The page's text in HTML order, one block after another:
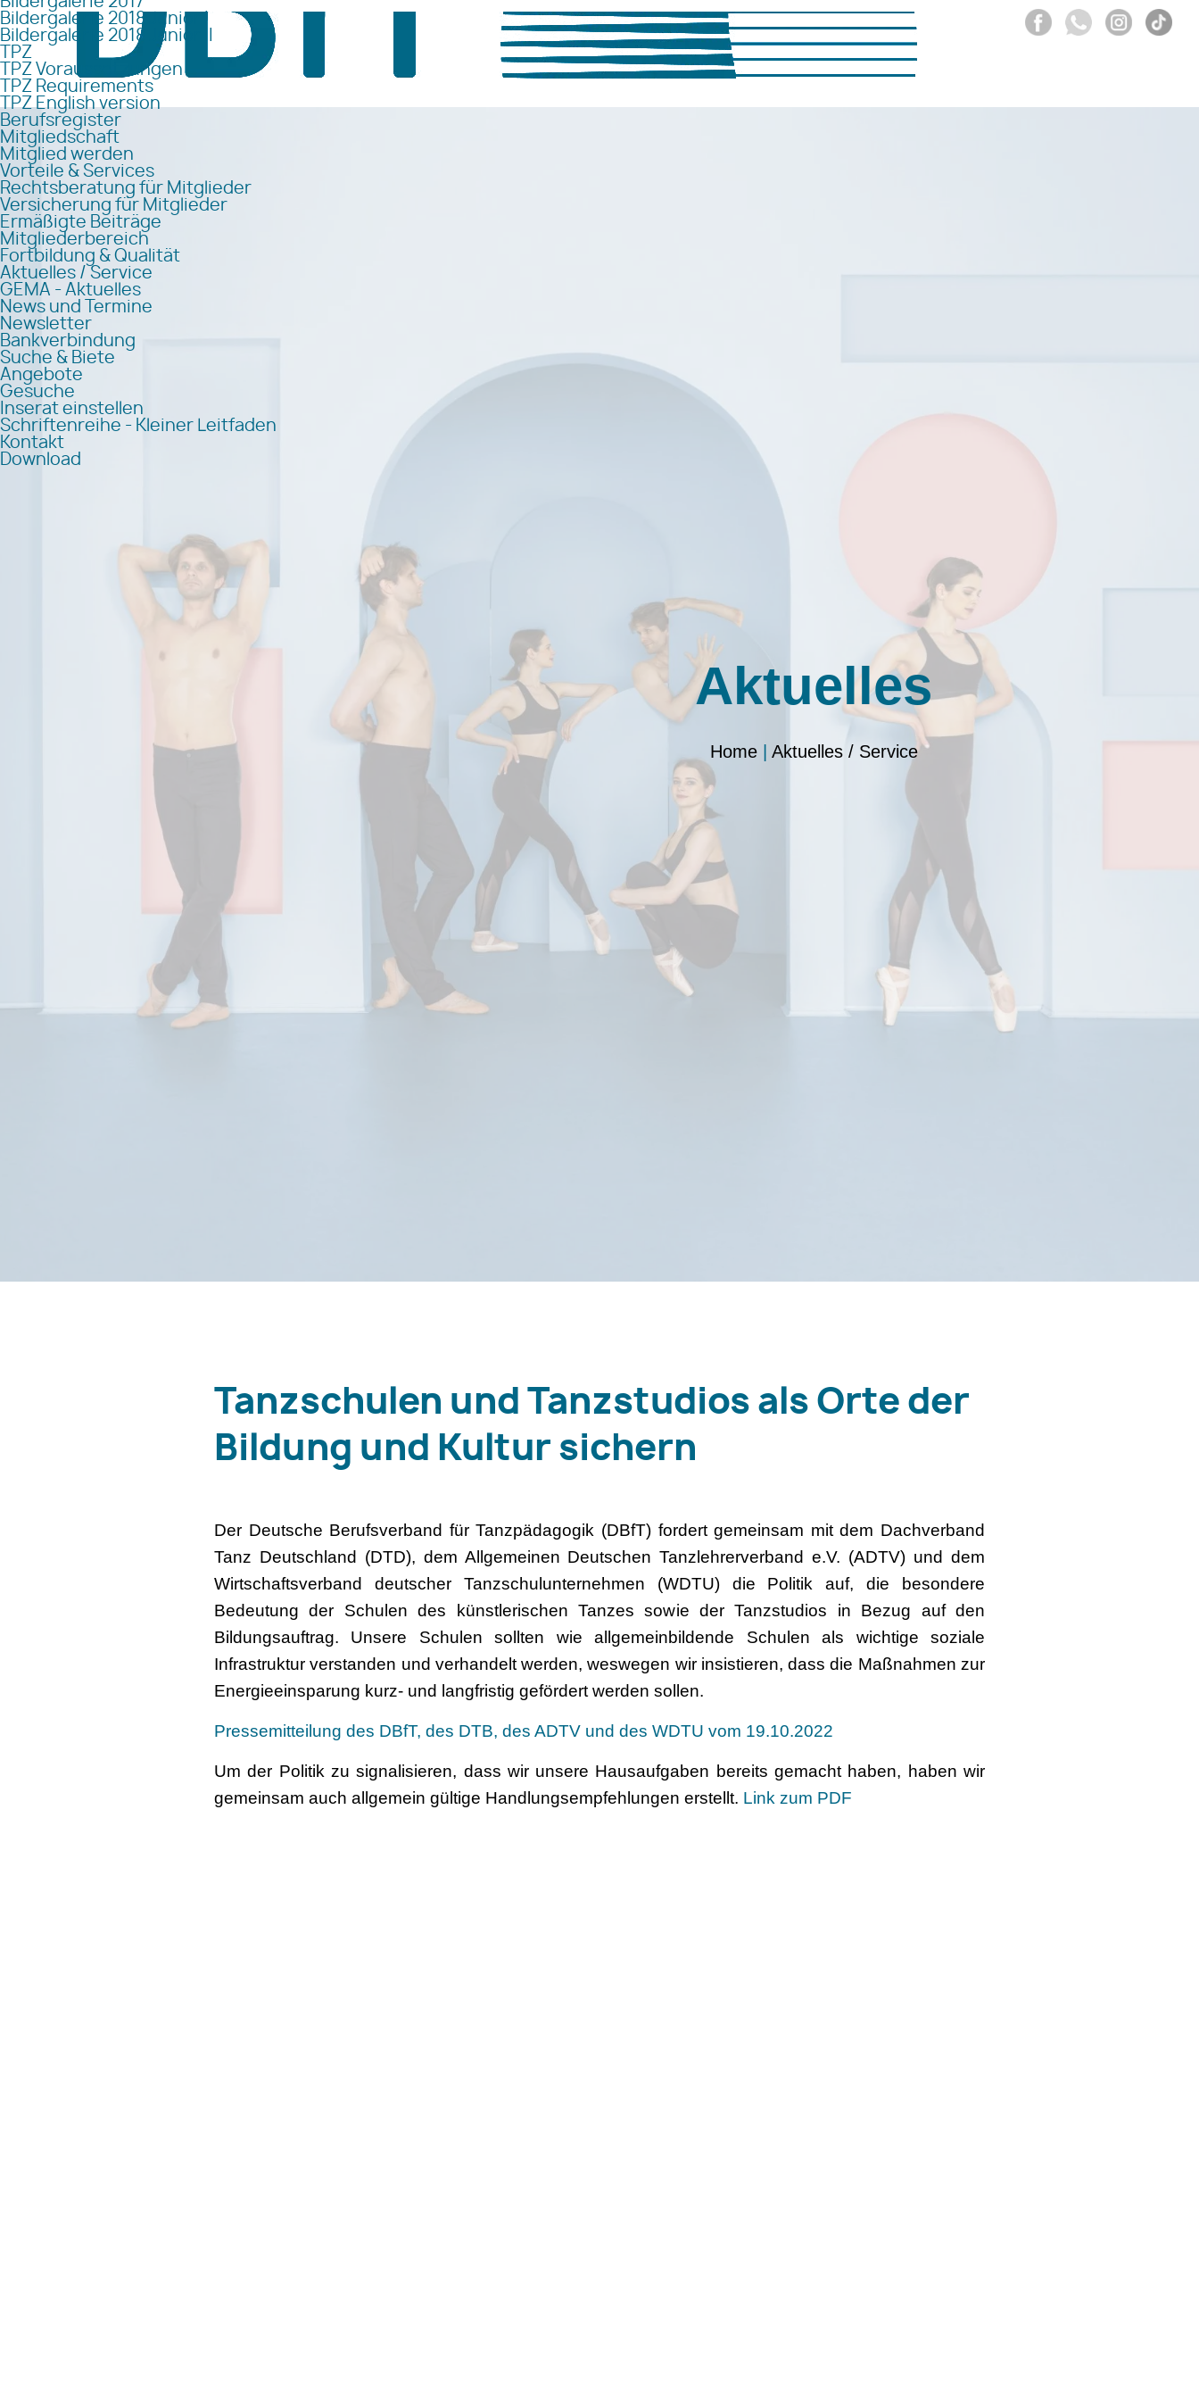
Bildergalerie 2018 Junior I
Bildergalerie 2018 Junior II
TPZ
TPZ Voraussetzungen
TPZ Requirements
TPZ English version
Berufsregister
Mitgliedschaft
Mitglied werden
Vorteile & Services
Rechtsberatung für Mitglieder
Versicherung für Mitglieder
Ermäßigte Beiträge
Mitgliederbereich
Fortbildung & Qualität
Aktuelles / Service
GEMA - Aktuelles
News und Termine
Newsletter
Bankverbindung
Suche & Biete
Angebote
Gesuche
Inserat einstellen
Schriftenreihe - Kleiner Leitfaden
Kontakt
Download
Aktuelles
Home| Aktuelles / Service
Tanzschulen und Tanzstudios als Orte der
Bildung und Kultur sichern
Der Deutsche Berufsverband für Tanzpädagogik (DBfT) fordert gemeinsam mit dem Dachverband
Tanz Deutschland (DTD), dem Allgemeinen Deutschen Tanzlehrerverband e.V. (ADTV) und dem
Wirtschaftsverband deutscher Tanzschulunternehmen (WDTU) die Politik auf, die besondere
Bedeutung der Schulen des künstlerischen Tanzes sowie der Tanzstudios in Bezug auf den
Bildungsauftrag. Unsere Schulen sollten wie allgemeinbildende Schulen als wichtige soziale
Infrastruktur verstanden und verhandelt werden, weswegen wir insistieren, dass die Maßnahmen zur
Energieeinsparung kurz- und langfristig gefördert werden sollen.
Pressemitteilung des DBfT, des DTB, des ADTV und des WDTU vom 19.10.2022
Um der Politik zu signalisieren, dass wir unsere Hausaufgaben bereits gemacht haben, haben wir
gemeinsam auch allgemein gültige Handlungsempfehlungen erstellt. Link zum PDF